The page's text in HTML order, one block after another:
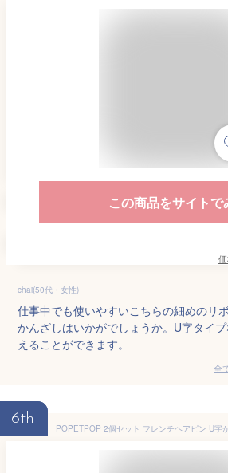
この商品をサイトで
chai(50代・女性)
仕事中でも使いやすいこちらの細めのリ
かんざしはいかがでしょうか。U字タイ
えることができます。
全
6th